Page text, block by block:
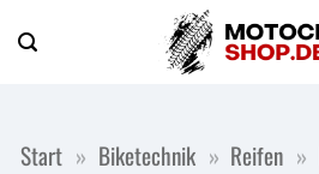
Inhalt
Start » Biketechnik » Reifen »